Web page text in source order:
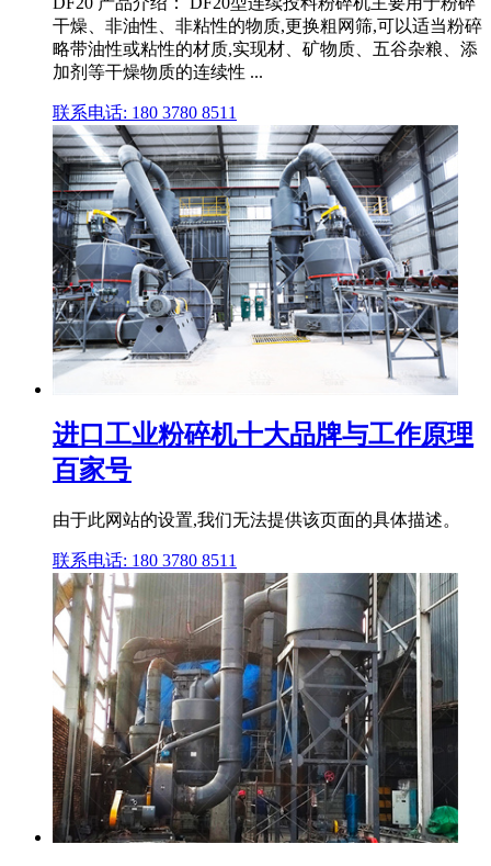
干燥、非油性、非粘性的物质,更换粗网筛,可以适当粉碎
略带油性或粘性的材质,实现材、矿物质、五谷杂粮、添
加剂等干燥物质的连续性 ...
联系电话: 180 3780 8511
进口工业粉碎机十大品牌与工作原理
百家号
由于此网站的设置,我们无法提供该页面的具体描述。
联系电话: 180 3780 8511